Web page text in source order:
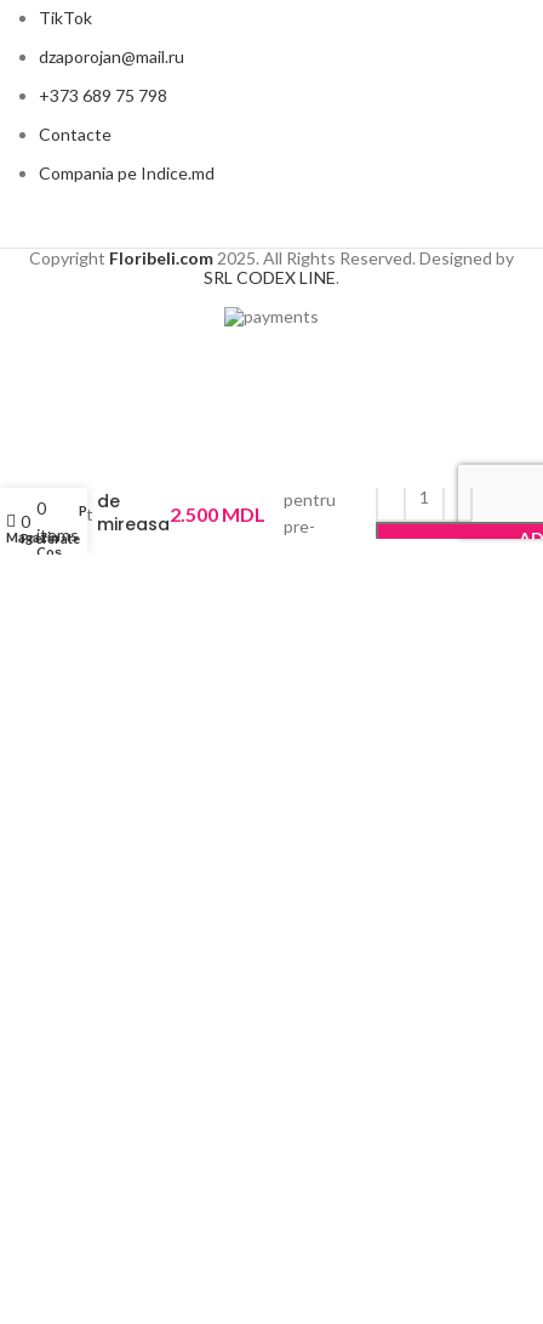
TikTok
dzaporojan@mail.ru
+373 689 75 798
Contacte
Compania pe Indice.md
Copyright Floribeli.com 2025. All Rights Reserved. Designed by
SRL CODEX LINE.
de
mireasa2.500 MDL
pentru
pre-
Magazin
0
Preferate
0
items
Coș
Profil